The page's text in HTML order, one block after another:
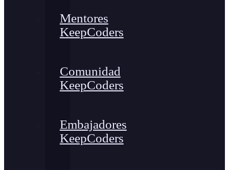
Mentores
KeepCoders
Comunidad
KeepCoders
Embajadores
KeepCoders